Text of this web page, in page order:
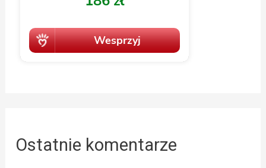
Ostatnie komentarze